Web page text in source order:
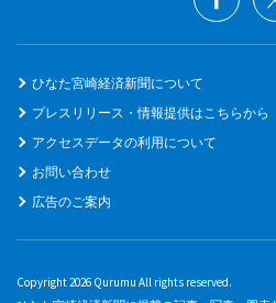
ひなた宮崎経済新聞について
プレスリリース・情報提供はこちらから
アクセスデータの利用について
お問い合わせ
広告のご案内
Copyright 2026 Qurumu All rights reserved.